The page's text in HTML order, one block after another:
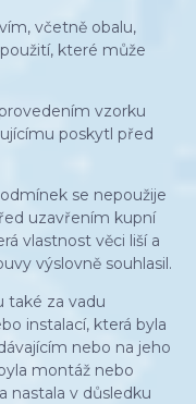
včetně obalu,
které může
vzorku
poskytl před
se nepoužije
uzavřením kupní
vlastnost věci liší a
výslovně souhlasil.
také za vadu
instalací, která byla
nebo na jeho
montáž nebo
nastala v důsledku